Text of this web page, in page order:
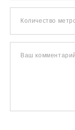
Количество
Ваш комментарий